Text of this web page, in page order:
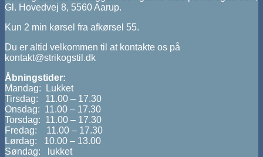
Gl. Hovedvej 8, 5560 Aarup.
Kun 2 min kørsel fra afkørsel 55.
Du er altid velkommen til at kontakte os på
kontakt@strikogstil.dk
Åbningstider:
Mandag: Lukket
Tirsdag: 11.00 – 17.30
Onsdag: 11.00 – 17.30
Torsdag: 11.00 – 17.30
Fredag: 11.00 – 17.30
Lørdag: 10.00 – 13.00
Søndag: lukket